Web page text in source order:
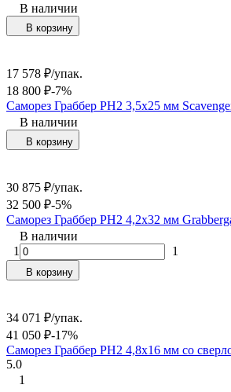
В наличии
В корзину
17 578 ₽/упак.
18 800 ₽-7%
Саморез Граббер PH2 3,5х25 мм
В наличии
В корзину
30 875 ₽/упак.
32 500 ₽-5%
Саморез Граббер PH2 4,2х32 мм
В наличии
1
1
В корзину
34 071 ₽/упак.
41 050 ₽-17%
Саморез Граббер PH2 4,8х16 мм со
5.0
1